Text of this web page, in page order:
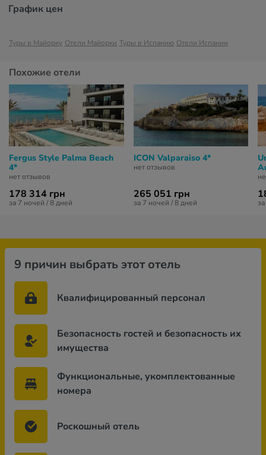
График цен
Туры в Майорку Отели Майорки Туры в Испанию Отели Испании
Похожие отели
Fergus Style Palma Beach
4*
нет отзывов
178 314 грн
за 7 ночей / 8 дней
ICON Valparaiso 4*
нет отзывов
265 051 грн
за 7 ночей / 8 дней
9 причин выбрать этот отель
Квалифицированный персонал
Безопасность гостей и безопасность их
имущества
Функциональные, укомплектованные
номера
Роскошный отель